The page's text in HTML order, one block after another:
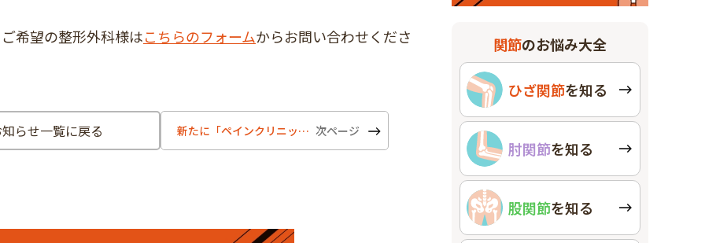
希望の整形外科様はこちらのフォームからお問い合わせくださ
らせ一覧に戻る 新たに「ペインクリニック検索」機能を追加しました
関節のお悩み大全
ひざ関節を知る
肘関節を知る
股関節を知る